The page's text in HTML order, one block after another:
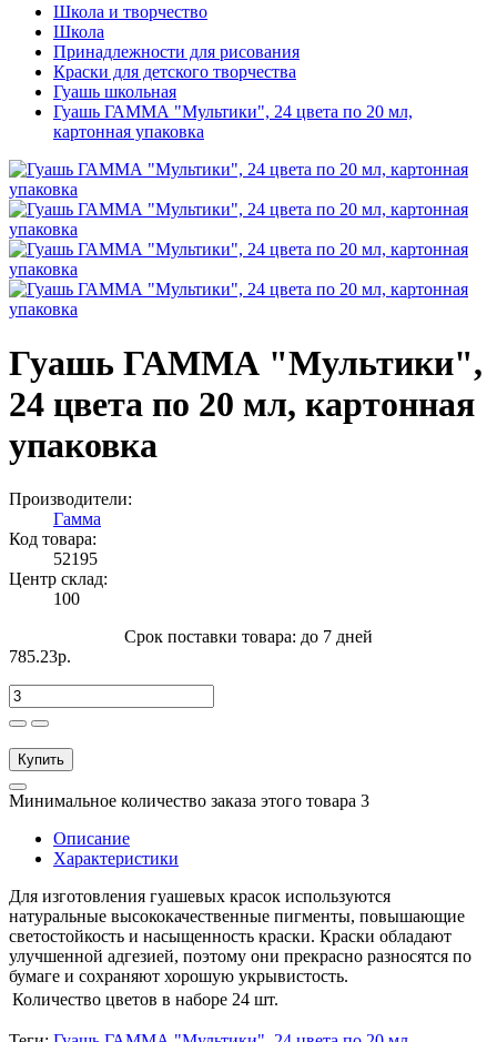
Школа и творчество
Школа
Принадлежности для рисования
Краски для детского творчества
Гуашь школьная
Гуашь ГАММА "Мультики", 24 цвета по 20 мл,
картонная упаковка
Гуашь ГАММА "Мультики",
24 цвета по 20 мл, картонная
упаковка
Производители:
Гамма
Код товара:
52195
Центр склад:
100
Срок поставки товара: до 7 дней
785.23р.
Купить
Минимальное количество заказа этого товара 3
Описание
Характеристики
Для изготовления гуашевых красок используются
натуральные высококачественные пигменты, повышающие
светостойкость и насыщенность краски. Краски обладают
улучшенной адгезией, поэтому они прекрасно разносятся по
бумаге и сохраняют хорошую укрывистость.
Количество цветов в наборе 24 шт.